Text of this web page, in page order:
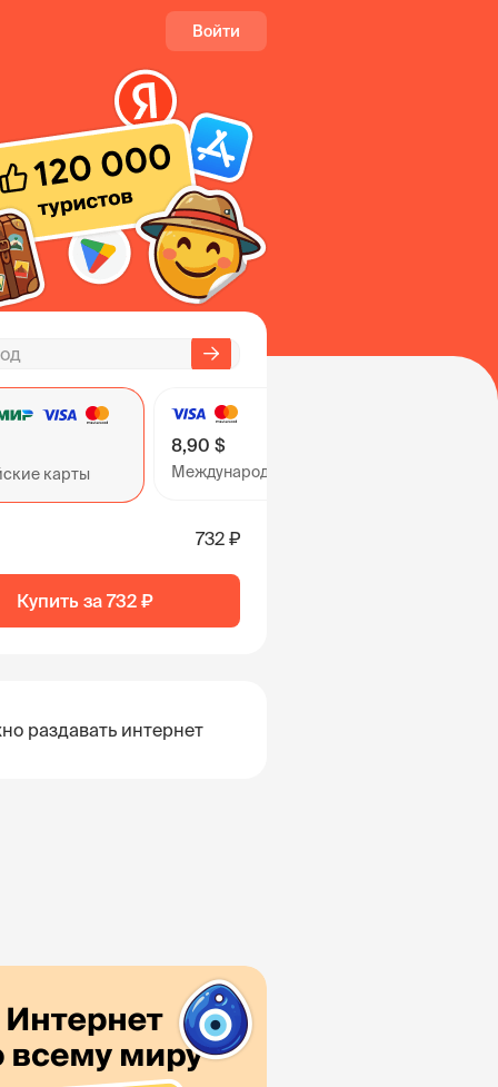
Войти
карты
8,90 $
Международные карты
732 ₽
Купить за 732 ₽
раздавать интернет